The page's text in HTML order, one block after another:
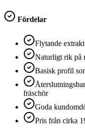
Fördelar
Flytande
Naturligt rik på
Basisk profil
fräschör
Goda
Pris från cirka